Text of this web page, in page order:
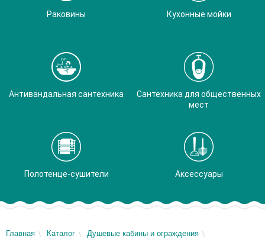
Раковины Кухонные мойки
Антивандальная сантехника
Сантехника для общественных
мест
Полотенце-сушители Аксессуары
Главная Каталог
Душевые кабины и ограждения